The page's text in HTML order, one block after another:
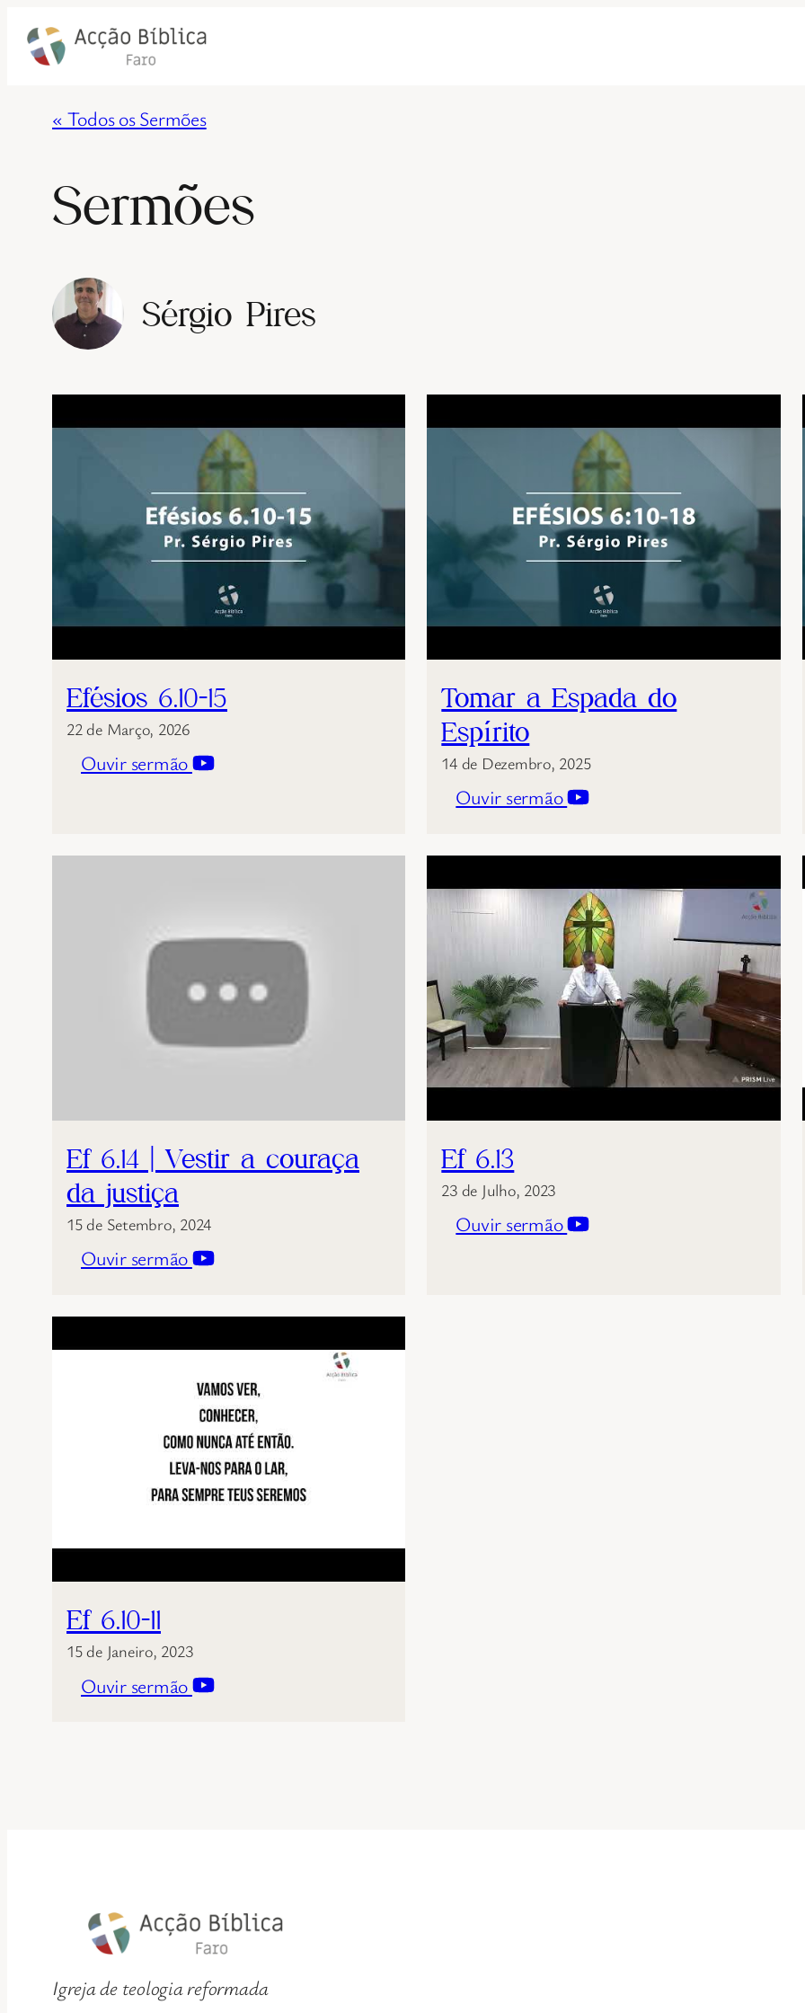
« Todos os Sermões
Sermões
Sérgio Pires
Efésios 6.10-15
22 de Março, 2026
Ouvir sermão
Tomar a Espada do
Espírito
14 de Dezembro, 2025
Ouvir sermão
Ef 6.14 | Vestir a couraça
da justiça
15 de Setembro, 2024
Ouvir sermão
Ef 6.13
23 de Julho, 2023
Ouvir sermão
Ef 6.10-11
15 de Janeiro, 2023
Ouvir sermão
Igreja de teologia reformada